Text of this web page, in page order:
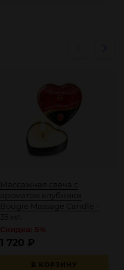
Массажная свеча с
ароматом клубники
Bougie Massage Candle -
35 мл.
В КОРЗИНУ
1 720 ₽